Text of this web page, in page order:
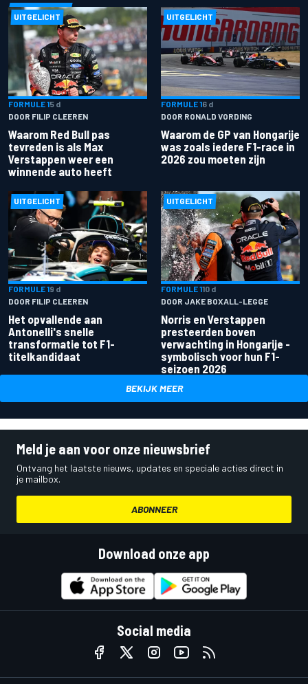
UITGELICHT
FORMULE 15 d
DOOR FILIP CLEEREN
Waarom Red Bull pas
tevreden is als Max
Verstappen weer een
winnende auto heeft
UITGELICHT
FORMULE 16 d
DOOR RONALD VORDING
Waarom de GP van Hongarije
was zoals iedere F1-race in
2026 zou moeten zijn
UITGELICHT
FORMULE 19 d
DOOR FILIP CLEEREN
Het opvallende aan
Antonelli's snelle
transformatie tot F1-
titelkandidaat
UITGELICHT
FORMULE 110 d
DOOR JAKE BOXALL-LEGGE
Norris en Verstappen
presteerden boven
verwachting in Hongarije -
symbolisch voor hun F1-
seizoen 2026
BEKIJK MEER
Meld je aan voor onze nieuwsbrief
Ontvang het laatste nieuws, updates en speciale acties direct in
je mailbox.
ABONNEER
Download onze app
Social media